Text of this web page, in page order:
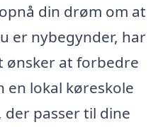
din drøm om at
er nybegynder, har
ønsker at forbedre
lokal køreskole
passer til dine